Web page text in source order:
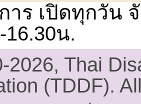
าร เปิดทุกวัน
16.30น.
2026, Thai
(TDDF).